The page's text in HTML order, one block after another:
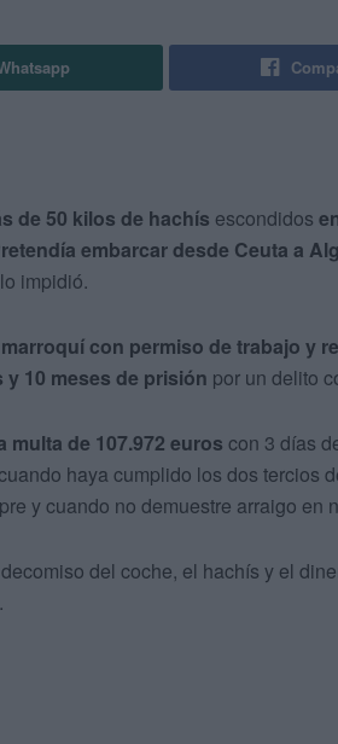
de 50 kilos de hachís escondidos
embarcar desde Ceuta a
impidió.
marroquí con permiso de trabajo y
10 meses de prisión por un delito
multa de 107.972 euros con 3 días
haya cumplido los dos tercios
y cuando no demuestre arraigo en
del coche, el hachís y el